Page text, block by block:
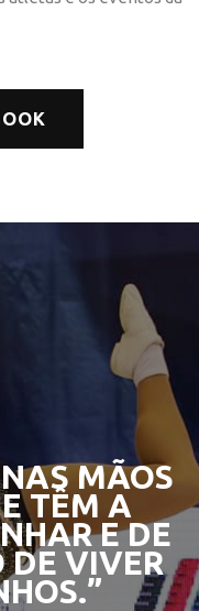
MÃOS
TÊM A
E DE
DE VIVER